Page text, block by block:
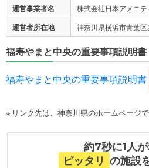
運営事業者名 株式会社日本アメニ
運営者所在地 神奈川県横浜市青葉
福寿やまと中央の重要事項説明書
福寿やまと中央の重要事項説明書
※ リンク先は、神奈川県のホームページ
約7秒に1人が
ピッタリ の施設